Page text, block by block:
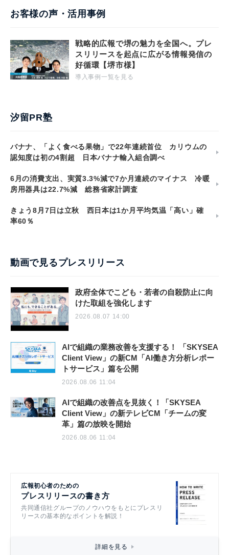
お客様の声・活用事例
戦略的広報で堺の魅力を全国へ。プレ
スリリースを起点に広がる情報発信の
好循環【堺市様】
導入事例一覧を見る
汐留PR塾
バナナ、「よく食べる果物」で22年連続首位 カリウムの
認知度は初の4割超 日本バナナ輸入組合調べ
6月の消費支出、実質3.3%減で7か月連続のマイナス 冷暖
房用器具は22.7%減 総務省家計調査
きょう8月7日は立秋 西日本は1か月平均気温「高い」確
率60％
動画で見るプレスリリース
政府全体でこども・若者の自殺防止に向
けた取組を強化します
2026.08.07 14:00
AIで組織の業務改善を支援する！ 「SKYSEA
Client View」の新CM「AI働き方分析レポー
トサービス」篇を公開
2026.08.06 11:04
AIで組織の改善点を見抜く！「SKYSEA
Client View」の新テレビCM「チームの変
革」篇の放映を開始
2026.08.06 11:04
広報初心者のための
プレスリリースの書き方
共同通信社グループのノウハウをもとにプレスリ
リースの基本的なポイントを解説！
詳細を見る